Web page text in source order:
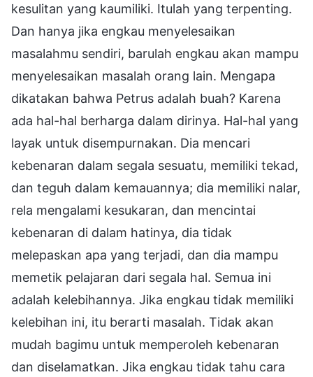
kesulitan yang kaumiliki. Itulah yang terpenting.
Dan hanya jika engkau menyelesaikan
masalahmu sendiri, barulah engkau akan mampu
menyelesaikan masalah orang lain. Mengapa
dikatakan bahwa Petrus adalah buah? Karena
ada hal-hal berharga dalam dirinya. Hal-hal yang
layak untuk disempurnakan. Dia mencari
kebenaran dalam segala sesuatu, memiliki tekad,
dan teguh dalam kemauannya; dia memiliki nalar,
rela mengalami kesukaran, dan mencintai
kebenaran di dalam hatinya, dia tidak
melepaskan apa yang terjadi, dan dia mampu
memetik pelajaran dari segala hal. Semua ini
adalah kelebihannya. Jika engkau tidak memiliki
kelebihan ini, itu berarti masalah. Tidak akan
mudah bagimu untuk memperoleh kebenaran
dan diselamatkan. Jika engkau tidak tahu cara